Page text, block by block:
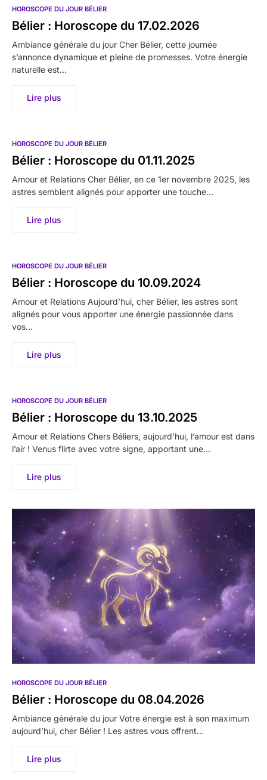
HOROSCOPE DU JOUR BÉLIER
Bélier : Horoscope du 17.02.2026
Ambiance générale du jour Cher Bélier, cette journée
s’annonce dynamique et pleine de promesses. Votre énergie
naturelle est…
Lire plus
HOROSCOPE DU JOUR BÉLIER
Bélier : Horoscope du 01.11.2025
Amour et Relations Cher Bélier, en ce 1er novembre 2025, les
astres semblent alignés pour apporter une touche…
Lire plus
HOROSCOPE DU JOUR BÉLIER
Bélier : Horoscope du 10.09.2024
Amour et Relations Aujourd’hui, cher Bélier, les astres sont
alignés pour vous apporter une énergie passionnée dans
vos…
Lire plus
HOROSCOPE DU JOUR BÉLIER
Bélier : Horoscope du 13.10.2025
Amour et Relations Chers Béliers, aujourd’hui, l’amour est dans
l’air ! Venus flirte avec votre signe, apportant une…
Lire plus
HOROSCOPE DU JOUR BÉLIER
Bélier : Horoscope du 08.04.2026
Ambiance générale du jour Votre énergie est à son maximum
aujourd’hui, cher Bélier ! Les astres vous offrent…
Lire plus